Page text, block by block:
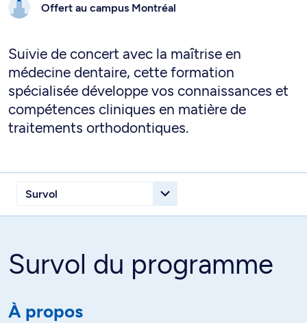
Offert au campus Montréal
Suivie de concert avec la maîtrise en
médecine dentaire, cette formation
spécialisée développe vos connaissances et
compétences cliniques en matière de
traitements orthodontiques.
Survol du programme
À propos